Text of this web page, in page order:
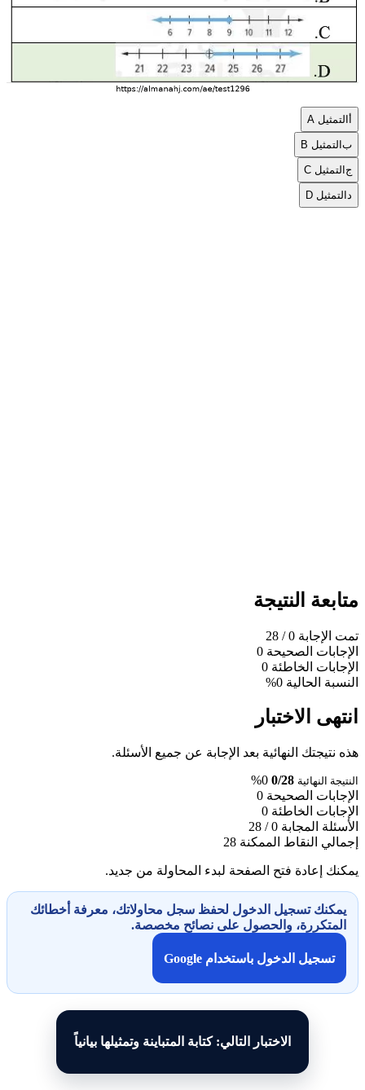
التمثيل A
بالتمثيل B
جالتمثيل C
التمثيل D
متابعة النتيجة
تمت الإجابة 0
/ 28
الإجابات الصحيحة 0
الإجابات الخاطئة 0
النسبة الحالية 0%
انتهى الاختبار
هذه نتيجتك النهائية بعد الإجابة عن جميع الأسئلة.
النتيجة النهائية 0/28
0%
الإجابات الصحيحة 0
الإجابات الخاطئة 0
الأسئلة المجابة 0 / 28
إجمالي النقاط الممكنة 28
يمكنك إعادة فتح الصفحة لبدء المحاولة من جديد.
يمكنك تسجيل الدخول لحفظ سجل محاولاتك، معرفة أخطائك
المتكررة، والحصول على نصائح مخصصة.
تسجيل الدخول باستخدام Google
الاختبار التالي: كتابة المتباينة وتمثيلها بيانياً